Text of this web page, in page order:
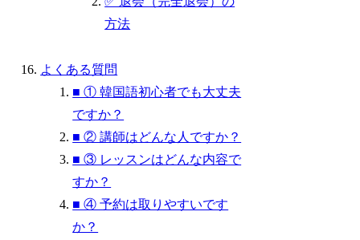
方法
よくある質問
■ ① 韓国語初心者でも大丈夫
ですか？
■ ② 講師はどんな人ですか？
■ ③ レッスンはどんな内容で
すか？
■ ④ 予約は取りやすいです
か？